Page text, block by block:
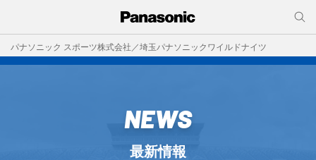
パナソニック スポーツ株式会社／埼玉パナソニックワイルドナイツ
NEWS
最新情報